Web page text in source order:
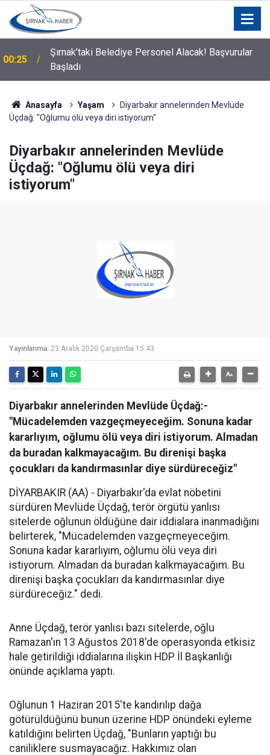
00:25
Şırnak’taki Belediye Personel Alacak! Başvurular
00:21
Silopi Belediyesi'nden Uyarı: 11.00-16.00 Saatleri
Arasında Dışarı Çıkmayın
Anasayfa Yaşam
Diyarbakır annelerinden Mevlüde
Üçdağ: "Oğlumu ölü veya diri istiyorum"
Diyarbakır annelerinden Mevlüde
Üçdağ: "Oğlumu ölü veya diri
istiyorum"
Yayınlanma: 23 Aralık 2020 Çarşamba 15:43
Diyarbakır annelerinden Mevlüde Üçdağ:-
"Mücadelemden vazgeçmeyeceğim. Sonuna kadar
kararlıyım, oğlumu ölü veya diri istiyorum. Almadan
da buradan kalkmayacağım. Bu direnişi başka
çocukları da kandırmasınlar diye sürdüreceğiz"
DİYARBAKIR (AA) - Diyarbakır'da evlat nöbetini
sürdüren Mevlüde Üçdağ, terör örgütü yanlısı
sitelerde oğlunun öldüğüne dair iddialara inanmadığını
belirterek, "Mücadelemden vazgeçmeyeceğim.
Sonuna kadar kararlıyım, oğlumu ölü veya diri
istiyorum. Almadan da buradan kalkmayacağım. Bu
direnişi başka çocukları da kandırmasınlar diye
sürdüreceğiz." dedi.
Anne Üçdağ, terör yanlısı bazı sitelerde, oğlu
Ramazan'ın 13 Ağustos 2018'de operasyonda etkisiz
hale getirildiği iddialarına ilişkin HDP İl Başkanlığı
önünde açıklama yaptı.
Oğlunun 1 Haziran 2015'te kandırılıp dağa
götürüldüğünü bunun üzerine HDP önündeki eyleme
katıldığını belirten Üçdağ, "Bunların yaptığı bu
caniliklere susmayacağız. Hakkımız olan